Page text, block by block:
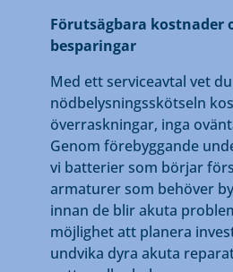
Förutsägbara kostnader
besparingar
Med ett serviceavtal vet
nödbelysningsskötseln
överraskningar, inga
Genom förebyggande
vi batterier som börjar
armaturer som behöver
innan de blir akuta
möjlighet att planera
undvika dyra akuta